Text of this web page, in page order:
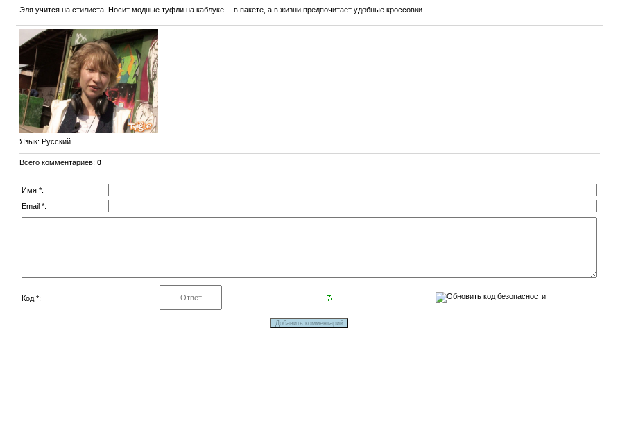
Эля учится на стилиста. Носит модные туфли на каблуке… в пакете, а в жизни предпочитает удобные кроссовки.
Язык: Русский
Всего комментариев:0
Имя *:
Email *:
Код *: